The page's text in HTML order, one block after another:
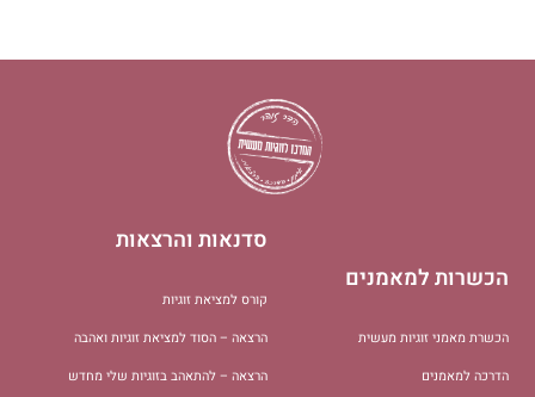
הכשרות למאמנים
הכשרת מאמני זוגיות מעשית
הדרכה למאמנים
סדנאות והרצאות
קורס למציאת זוגיות
הרצאה – הסוד למציאת זוגיות ואהבה
הרצאה – להתאהב בזוגיות שלי מחדש